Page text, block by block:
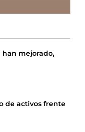
han mejorado,
de activos frente